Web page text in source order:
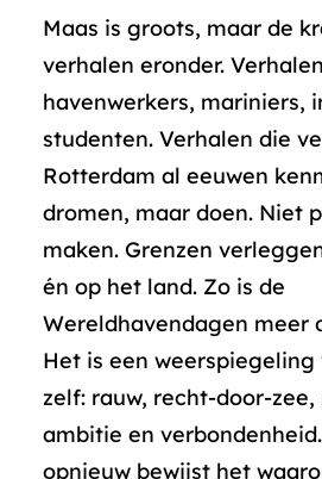
Maas is groots, maar de
verhalen eronder.
havenwerkers, mariniers,
studenten. Verhalen die
Rotterdam al eeuwen
dromen, maar doen. Niet
maken. Grenzen
én op het land. Zo is de
Wereldhavendagen meer
Het is een
zelf: rauw, recht-door-zee,
ambitie en
opnieuw bewijst het